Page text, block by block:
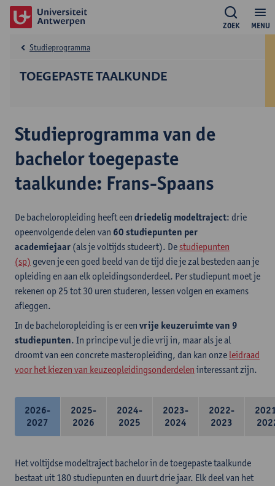
MENU
ZOEK
TOEGEPASTE TAALKUNDE
Studieprogramma
Studieprogramma van de
bachelor toegepaste
taalkunde: Frans-Spaans
De bacheloropleiding heeft een driedelig modeltraject: drie
opeenvolgende delen van 60 studiepunten per
academiejaar (als je voltijds studeert). De studiepunten
(sp) geven je een goed beeld van de tijd die je zal besteden aan je
opleiding en aan elk opleidingsonderdeel. Per studiepunt moet je
rekenen op 25 tot 30 uren studeren, lessen volgen en examens
afleggen.
In de bacheloropleiding is er een vrije keuzeruimte van 9
studiepunten. In principe vul je die vrij in, maar als je al
droomt van een concrete masteropleiding, dan kan onze leidraad
voor het kiezen van keuzeopleidingsonderdelen interessant zijn.
2026-
2027
2025-
2026
2024-
2025
2023-
2024
2022-
2023
Het voltijdse modeltraject bachelor in de toegepaste taalkunde
bestaat uit 180 studiepunten en duurt drie jaar. Elk deel van het